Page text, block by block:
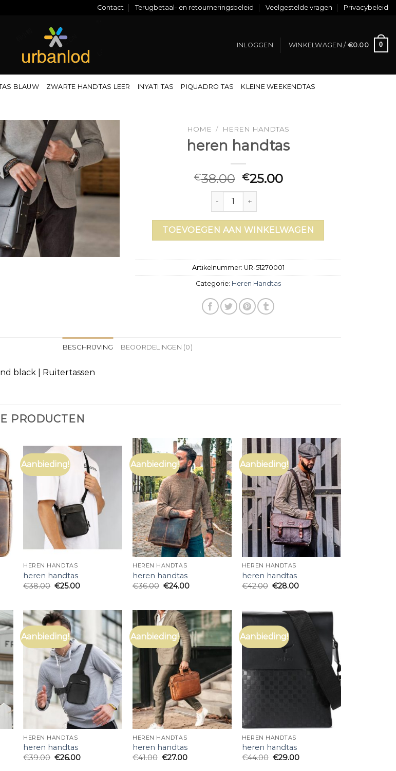
Contact Terugbetaal- en retourneringsbeleid Veelgestelde vragen Privacybeleid
INLOGGEN WINKELWAGEN / €0.00 0
BLAUW ZWARTE HANDTAS LEER INYATI TAS PIQUADRO TAS KLEINE WEEKENDTAS
HOME / HEREN HANDTAS
heren handtas
€38.00 €25.00
heren handtas aantal
TOEVOEGEN AAN WINKELWAGEN
Artikelnummer: UR-51270001
Categorie: Heren Handtas
BESCHRIJVING BEOORDELINGEN (0)
black | Ruitertassen
PRODUCTEN
Aanbieding!
HEREN HANDTAS
heren handtas
€38.00 €25.00
Aanbieding!
HEREN HANDTAS
heren handtas
€36.00 €24.00
Aanbieding!
HEREN HANDTAS
heren handtas
€42.00 €28.00
Aanbieding!
HEREN HANDTAS
heren handtas
€39.00 €26.00
Aanbieding!
HEREN HANDTAS
heren handtas
€41.00 €27.00
Aanbieding!
HEREN HANDTAS
heren handtas
€44.00 €29.00